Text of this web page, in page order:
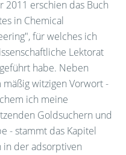
2011 erschien das Buch
in Chemical
für welches ich
Lektorat
habe. Neben
mäßig witzigen Vorwort -
ich meine
Goldsuchern und
- stammt das Kapitel
in der adsorptiven